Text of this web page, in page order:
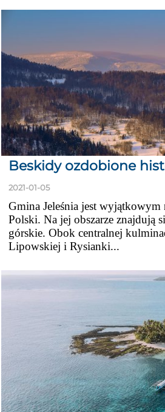
Beskidy ozdobione
2021-01-05
Gmina Jeleśnia jest wyjątkowym
Polski. Na jej obszarze znajdują
górskie. Obok centralnej
Lipowskiej i Rysianki...